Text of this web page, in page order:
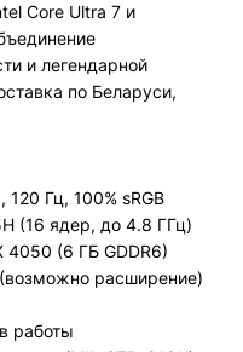
Core Ultra 7 и
и легендарной
по Беларуси,
Гц, 100% sRGB
(16 ядер, до 4.8 ГГц)
4050 (6 ГБ GDDR6)
расширение)
работы